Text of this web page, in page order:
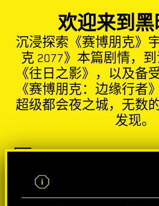
欢迎来到黑
沉浸探索《赛博朋克》
克 2077》本篇剧情，
《往日之影》，以及备
《赛博朋克：边缘行者
超级都会夜之城，无数
发现。